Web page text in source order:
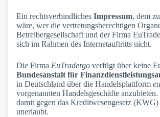
Ein rechtsverbindliches Impressum, dem
wäre, wer die vertretungsberechtigen
Betreibergesellschaft und der Firma
sich im Rahmen des Internetauftritts nicht.
Die Firma EuTradergo verfügt über keine
Bundesanstalt für
in Deutschland über die Handelsplattform
vorgenannten Handelsgeschäfte
damit gegen das Kreditwesengesetz
unerlaubt.